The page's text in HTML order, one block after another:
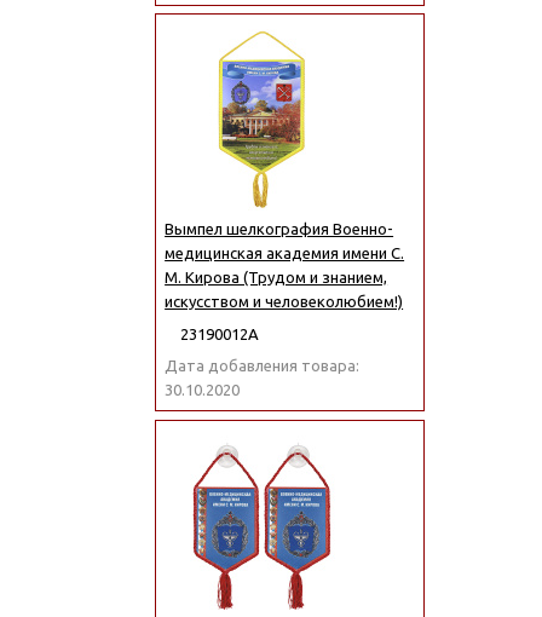
Вымпел шелкография Военно-
медицинская академия имени С.
М. Кирова (Трудом и знанием,
искусством и человеколюбием!)
23190012А
Дата добавления товара:
30.10.2020